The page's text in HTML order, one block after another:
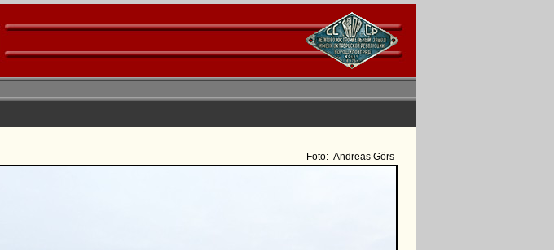
Foto: Andreas Görs